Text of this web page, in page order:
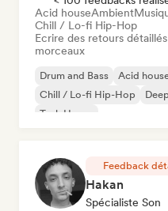
Acid houseAmbient
Chill / Lo-fi Hip-Hop
Ecrire des retours
morceaux
Drum and Bass Acid
Chill / Lo-fi Hip-Hop
Tech House
Feedback
Hakan
Spécialiste Son